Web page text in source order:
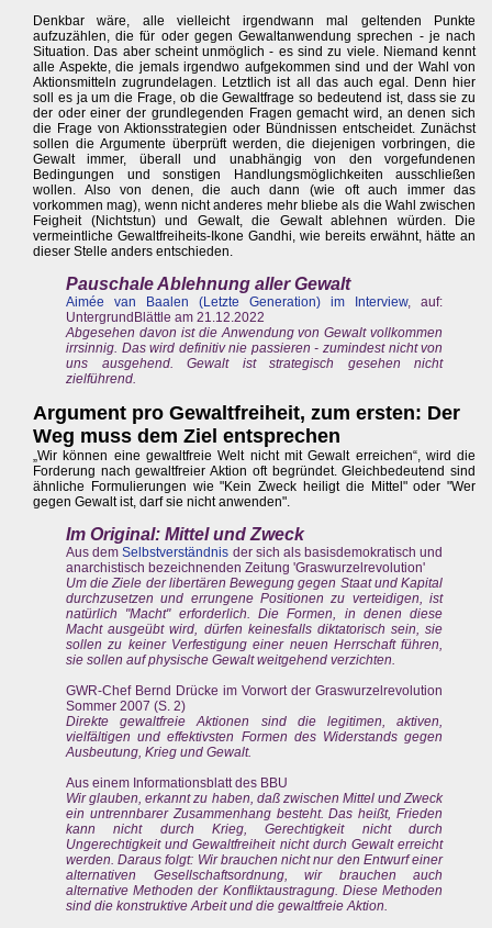
Denkbar wäre, alle vielleicht irgendwann mal geltenden Punkte
aufzuzählen, die für oder gegen Gewaltanwendung sprechen - je nach
Situation. Das aber scheint unmöglich - es sind zu viele. Niemand kennt
alle Aspekte, die jemals irgendwo aufgekommen sind und der Wahl von
Aktionsmitteln zugrundelagen. Letztlich ist all das auch egal. Denn hier
soll es ja um die Frage, ob die Gewaltfrage so bedeutend ist, dass sie zu
der oder einer der grundlegenden Fragen gemacht wird, an denen sich
die Frage von Aktionsstrategien oder Bündnissen entscheidet. Zunächst
sollen die Argumente überprüft werden, die diejenigen vorbringen, die
Gewalt immer, überall und unabhängig von den vorgefundenen
Bedingungen und sonstigen Handlungsmöglichkeiten ausschließen
wollen. Also von denen, die auch dann (wie oft auch immer das
vorkommen mag), wenn nicht anderes mehr bliebe als die Wahl zwischen
Feigheit (Nichtstun) und Gewalt, die Gewalt ablehnen würden. Die
vermeintliche Gewaltfreiheits-Ikone Gandhi, wie bereits erwähnt, hätte an
dieser Stelle anders entschieden.
Pauschale Ablehnung aller Gewalt
Aimée van Baalen (Letzte Generation) im Interview, auf:
UntergrundBlättle am 21.12.2022
Abgesehen davon ist die Anwendung von Gewalt vollkommen
irrsinnig. Das wird definitiv nie passieren - zumindest nicht von
uns ausgehend. Gewalt ist strategisch gesehen nicht
zielführend.
Argument pro Gewaltfreiheit, zum ersten: Der
Weg muss dem Ziel entsprechen
„Wir können eine gewaltfreie Welt nicht mit Gewalt erreichen“, wird die
Forderung nach gewaltfreier Aktion oft begründet. Gleichbedeutend sind
ähnliche Formulierungen wie "Kein Zweck heiligt die Mittel" oder "Wer
gegen Gewalt ist, darf sie nicht anwenden".
Im Original: Mittel und Zweck
Aus demSelbstverständnis der sich als basisdemokratisch und
anarchistisch bezeichnenden Zeitung 'Graswurzelrevolution'
Um die Ziele der libertären Bewegung gegen Staat und Kapital
durchzusetzen und errungene Positionen zu verteidigen, ist
natürlich "Macht" erforderlich. Die Formen, in denen diese
Macht ausgeübt wird, dürfen keinesfalls diktatorisch sein, sie
sollen zu keiner Verfestigung einer neuen Herrschaft führen,
sie sollen auf physische Gewalt weitgehend verzichten.
GWR-Chef Bernd Drücke im Vorwort der Graswurzelrevolution
Sommer 2007 (S. 2)
Direkte gewaltfreie Aktionen sind die legitimen, aktiven,
vielfältigen und effektivsten Formen des Widerstands gegen
Ausbeutung, Krieg und Gewalt.
Aus einem Informationsblatt des BBU
Wir glauben, erkannt zu haben, daß zwischen Mittel und Zweck
ein untrennbarer Zusammenhang besteht. Das heißt, Frieden
kann nicht durch Krieg, Gerechtigkeit nicht durch
Ungerechtigkeit und Gewaltfreiheit nicht durch Gewalt erreicht
werden. Daraus folgt: Wir brauchen nicht nur den Entwurf einer
alternativen Gesellschaftsordnung, wir brauchen auch
alternative Methoden der Konfliktaustragung. Diese Methoden
sind die konstruktive Arbeit und die gewaltfreie Aktion.